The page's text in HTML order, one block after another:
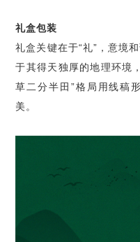
礼盒包装
礼盒关键在于“礼” ，意境
于其得天独厚的地理环境
草二分半田 ”格局用线稿
美。